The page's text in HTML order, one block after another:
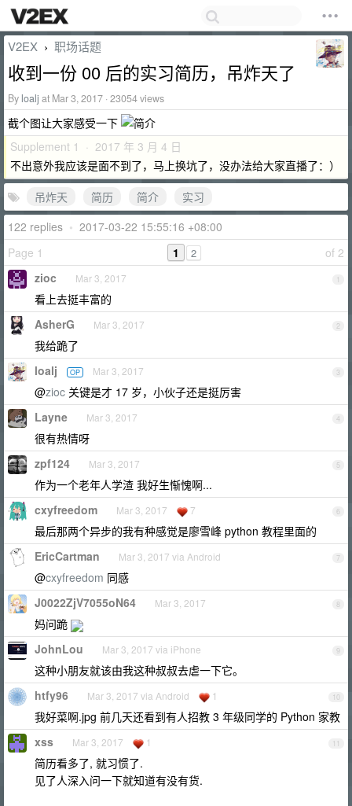
V2EX › 职场话题
收到一份 00 后的实习简历，吊炸天了
By loalj at Mar 3, 2017 · 23054 views
截个图让大家感受一下
Supplement 1 · 2017 年 3 月 4 日
不出意外我应该是面不到了，马上换坑了，没办法给大家直播了：）
吊炸天
简历 简介
实习
122 replies • 2017-03-22 15:55:16 +08:00
Page 1
of 2
1 2
1
zioc Mar 3, 2017
看上去挺丰富的
2
AsherG Mar 3, 2017
我给跪了
3
loalj OP Mar 3, 2017
@zioc 关键是才 17 岁，小伙子还是挺厉害
4
Layne Mar 3, 2017
很有热情呀
5
zpf124 Mar 3, 2017
作为一个老年人学渣 我好生惭愧啊...
6
cxyfreedom Mar 3, 2017 7
最后那两个异步的我有种感觉是廖雪峰 python 教程里面的
7
EricCartman Mar 3, 2017 via Android
@cxyfreedom 同感
8
J0022ZjV7055oN64 Mar 3, 2017
妈问跪
9
JohnLou Mar 3, 2017 via iPhone
这种小朋友就该由我这种叔叔去虐一下它。
10
htfy96 Mar 3, 2017 via Android 1
我好菜啊.jpg 前几天还看到有人招教 3 年级同学的 Python 家教
11
xss Mar 3, 2017 1
简历看多了, 就习惯了.
见了人深入问一下就知道有没有货.